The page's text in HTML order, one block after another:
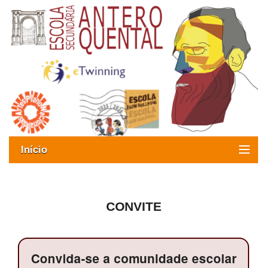
Início
ESAQ sem Bullying
CONVITE
Convida-se a comunidade escolar